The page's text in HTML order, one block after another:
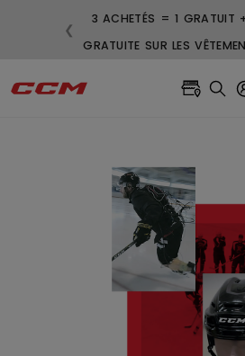
3 ACHETÉS = 1 GRATUIT
GRATUITE SUR LES
❮